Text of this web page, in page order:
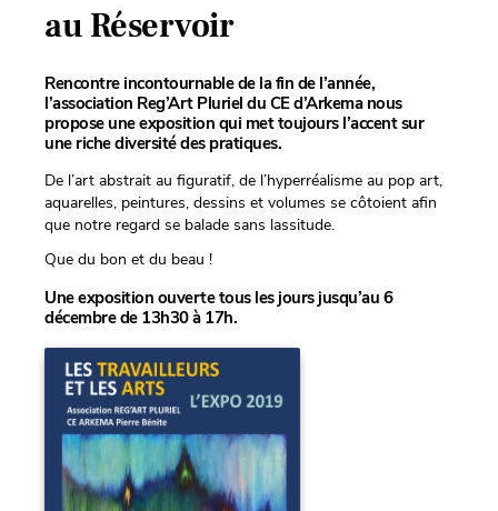
au Réservoir
Rencontre incontournable de la fin de l’année,
l’association Reg’Art Pluriel du CE d’Arkema nous
propose une exposition qui met toujours l’accent sur
une riche diversité des pratiques.
De l’art abstrait au figuratif, de l’hyperréalisme au pop art,
aquarelles, peintures, dessins et volumes se côtoient afin
que notre regard se balade sans lassitude.
Que du bon et du beau !
Une exposition ouverte tous les jours jusqu’au 6
décembre de 13h30 à 17h.